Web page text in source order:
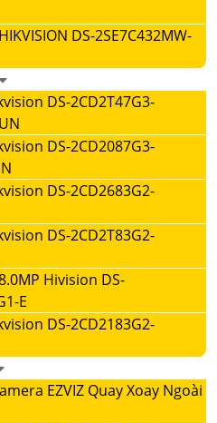
DS-2SE7C432MW-
DS-2CD2T47G3-
DS-2CD2087G3-
DS-2CD2683G2-
DS-2CD2T83G2-
Hivision DS-
E
DS-2CD2183G2-
EZVIZ Quay Xoay Ngoài